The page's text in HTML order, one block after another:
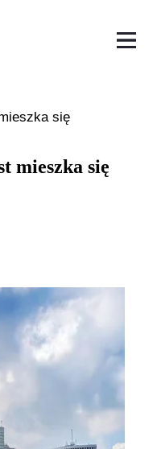
się
mieszka się